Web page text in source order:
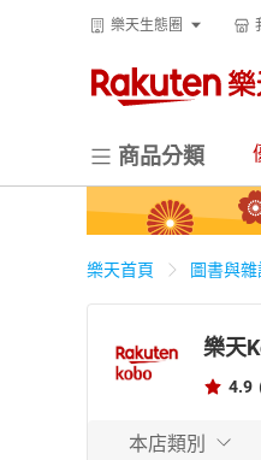
樂天生態圈
商品分類
樂天首頁 圖書與雜
樂天
4.9
本店類別